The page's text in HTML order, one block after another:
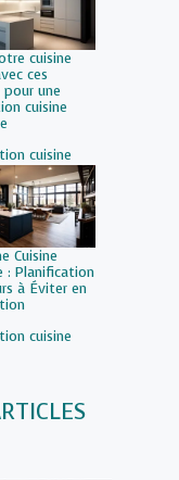
cuisine
ces
une
cuisine
à
cuisine
Cuisine
: Planification
à Éviter en
à
cuisine